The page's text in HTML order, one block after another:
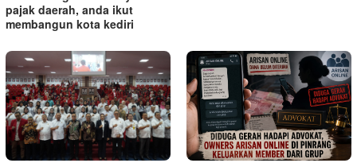
pajak daerah, anda ikut
membangun kota kediri